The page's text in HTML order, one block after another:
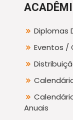
Diplomas
Eventos /
Anuais